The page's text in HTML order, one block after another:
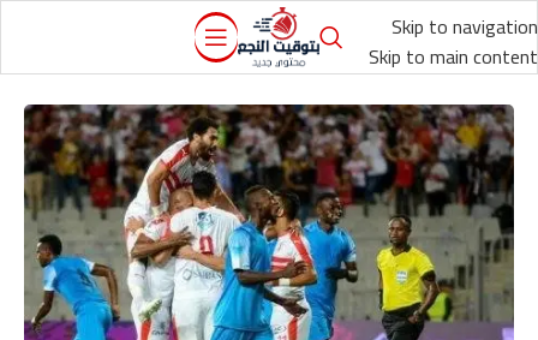
Skip to navigation
Skip to main content